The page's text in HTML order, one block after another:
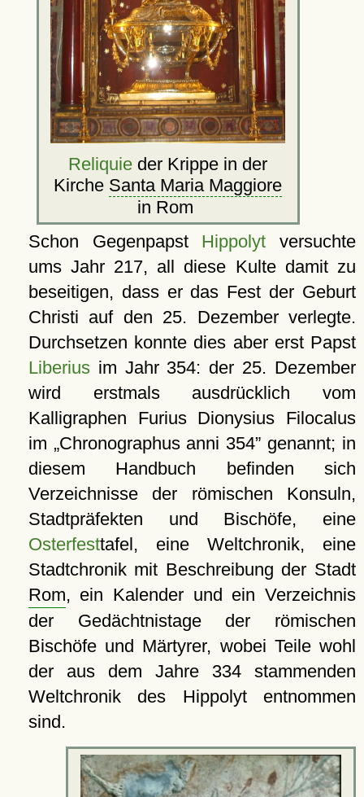
Reliquie der Krippe in der
Kirche Santa Maria Maggiore
in Rom
Schon Gegenpapst Hippolyt versuchte
ums Jahr 217, all diese Kulte damit zu
beseitigen, dass er das Fest der Geburt
Christi auf den 25. Dezember verlegte.
Durchsetzen konnte dies aber erst Papst
Liberiusim Jahr 354: der 25. Dezember
wird erstmals ausdrücklich vom
Kalligraphen Furius Dionysius Filocalus
im
Chronographus anni 354
genannt; in
diesem Handbuch befinden sich
Verzeichnisse der römischen Konsuln,
Stadtpräfekten und Bischöfe, eine
Osterfesttafel, eine Weltchronik, eine
Stadtchronik mit Beschreibung der Stadt
Rom, ein Kalender und ein Verzeichnis
der Gedächtnistage der römischen
Bischöfe und Märtyrer, wobei Teile wohl
der aus dem Jahre 334 stammenden
Weltchronik des Hippolyt entnommen
sind.